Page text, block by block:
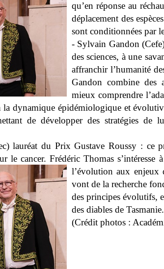
qu’en réponse au
déplacement des
sont conditionnées par
- Sylvain Gandon
des sciences, à une
affranchir l’humanité
Gandon combine des
mieux comprendre
la dynamique épidémiologique et
de développer des stratégies de
lauréat du Prix Gustave Roussy : ce
le cancer. Frédéric Thomas s’intéresse
l’évolution aux enjeux
vont de la recherche
des principes évolutifs,
des diables de Tasmanie.
(Crédit photos :